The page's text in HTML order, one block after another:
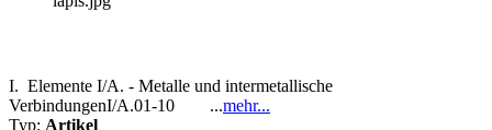
I. Elemente I/A. - Metalle und intermetallische
VerbindungenI/A.01-10 ...mehr...
Typ: Artikel